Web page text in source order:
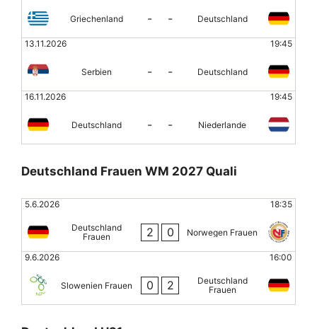
Griechenland - - Deutschland
13.11.2026 19:45
Serbien - - Deutschland
16.11.2026 19:45
Deutschland - - Niederlande
Deutschland Frauen WM 2027 Quali
5.6.2026 18:35
Deutschland
Frauen
2 0 Norwegen Frauen
9.6.2026 16:00
Slowenien Frauen 0 2
Deutschland
Frauen